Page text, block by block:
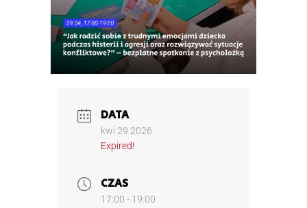
DATA
kwi 29 2026
Expired!
CZAS
17:00 - 19:00